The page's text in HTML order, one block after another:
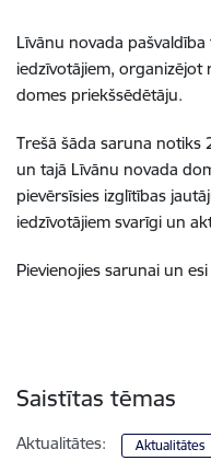
Līvānu novada
iedzīvotājiem, organizējot
domes priekšsēdētāju.
Trešā šāda saruna
un tajā Līvānu novada
pievērsīsies izglītības
iedzīvotājiem svarīgi un
Pievienojies sarunai un
Saistītas tēmas
Aktualitātes: Aktualitātes